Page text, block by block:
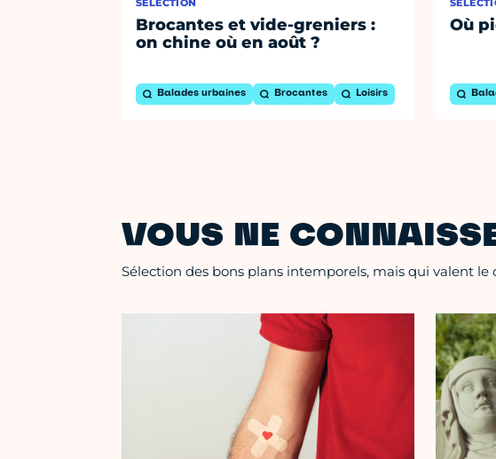
Brocantes et vide-greniers :
on chine où en août ?
Balades urbaines Brocantes Loisirs
Où
VOUS NE
Sélection des bons plans intemporels, mais qui valent le